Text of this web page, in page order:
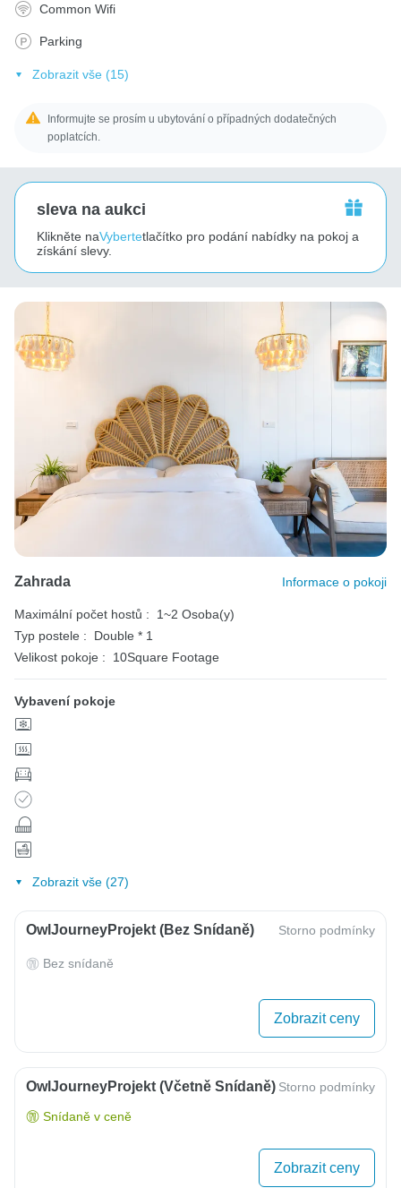
Common Wifi
Parking
Zobrazit vše (15)
Informujte se prosím u ubytování o případných dodatečných
poplatcích.
sleva na aukci
Klikněte naVybertetlačítko pro podání nabídky na pokoj a
získání slevy.
Zahrada Informace o pokoji
Maximální počet hostů :
1~2 Osoba(y)
Typ postele :
Double * 1
Velikost pokoje :
10Square Footage
Vybavení pokoje
Zobrazit vše (27)
OwlJourneyProjekt (bez Snídaně) Storno podmínky
Bez snídaně
Zobrazit ceny
OwlJourneyProjekt (včetně Snídaně) Storno podmínky
Snídaně v ceně
Zobrazit ceny